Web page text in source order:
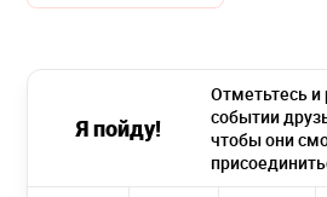
Я пойду!
Отметьтесь и
событии
чтобы они